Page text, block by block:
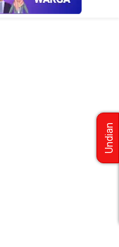
Undian